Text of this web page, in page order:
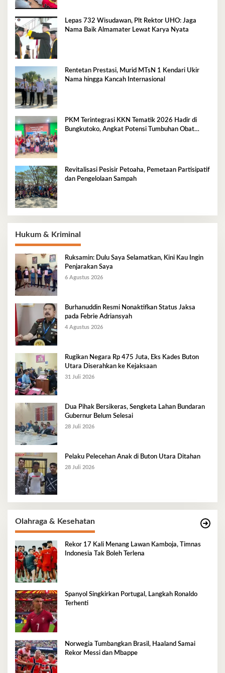
Lepas 732 Wisudawan, Plt Rektor UHO: Jaga
Nama Baik Almamater Lewat Karya Nyata
Rentetan Prestasi, Murid MTsN 1 Kendari Ukir
Nama hingga Kancah Internasional
PKM Terintegrasi KKN Tematik 2026 Hadir di
Bungkutoko, Angkat Potensi Tumbuhan Obat
Revitalisasi Pesisir Petoaha, Pemetaan Partisipatif
dan Pengelolaan Sampah
Hukum & Kriminal
Ruksamin: Dulu Saya Selamatkan, Kini Kau Ingin
Penjarakan Saya
6 Agustus 2026
Burhanuddin Resmi Nonaktifkan Status Jaksa
pada Febrie Adriansyah
4 Agustus 2026
Rugikan Negara Rp 475 Juta, Eks Kades Buton
Utara Diserahkan ke Kejaksaan
31 Juli 2026
Dua Pihak Bersikeras, Sengketa Lahan Bundaran
Gubernur Belum Selesai
28 Juli 2026
Pelaku Pelecehan Anak di Buton Utara Ditahan
28 Juli 2026
Olahraga & Kesehatan
Rekor 17 Kali Menang Lawan Kamboja, Timnas
Indonesia Tak Boleh Terlena
Spanyol Singkirkan Portugal, Langkah Ronaldo
Terhenti
Norwegia Tumbangkan Brasil, Haaland Samai
Rekor Messi dan Mbappe